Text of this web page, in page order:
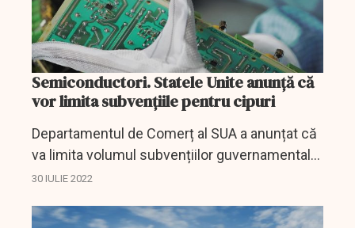
Semiconductori. Statele Unite anunță că
vor limita subvențiile pentru cipuri
Departamentul de Comerț al SUA a anunțat că
va limita volumul subvențiilor guvernamentale
pentru producția de semiconductori și nu va
pentru a-și...
30 IULIE 2022